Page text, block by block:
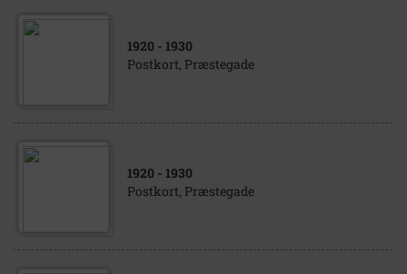
1920 - 1930
Postkort, Præstegade
1920 - 1930
Postkort, Præstegade